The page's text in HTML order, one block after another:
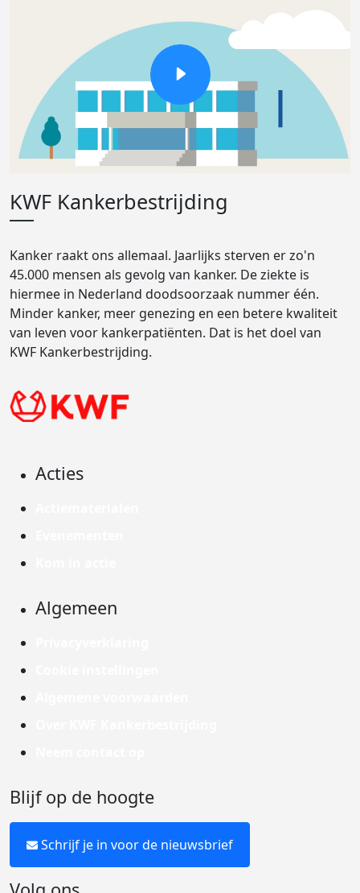
KWF Kankerbestrijding
Kanker raakt ons allemaal. Jaarlijks sterven er zo'n
45.000 mensen als gevolg van kanker. De ziekte is
hiermee in Nederland doodsoorzaak nummer één.
Minder kanker, meer genezing en een betere kwaliteit
van leven voor kankerpatiënten. Dat is het doel van
KWF Kankerbestrijding.
Acties
Algemeen
Blijf op de hoogte
Schrijf je in voor de nieuwsbrief